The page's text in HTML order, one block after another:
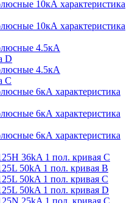
10кА характеристика
10кА характеристика
4.5кА
D
4.5кА
С
6кА характеристика
6кА характеристика
6кА характеристика
36kA 1 пол. кривая C
50kA 1 пол. кривая B
50kA 1 пол. кривая C
50kA 1 пол. кривая D
25kA 1 пол. кривая C